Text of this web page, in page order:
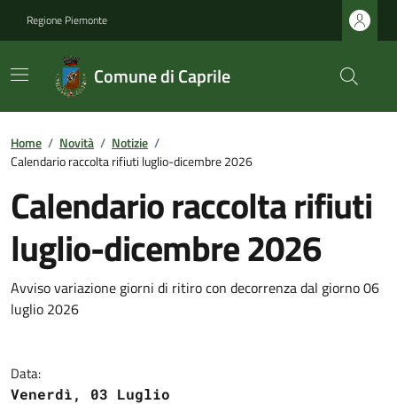
Regione Piemonte
Comune di Caprile
Home / Novità / Notizie /
Calendario raccolta rifiuti luglio-dicembre 2026
Calendario raccolta rifiuti
luglio-dicembre 2026
Avviso variazione giorni di ritiro con decorrenza dal giorno 06
luglio 2026
Data:
Venerdì, 03 Luglio